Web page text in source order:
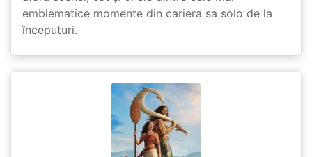
emblematice momente din cariera sa solo de la
începuturi.